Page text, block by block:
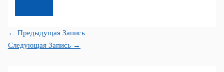
← Предыдущая Запись
Следующая Запись →